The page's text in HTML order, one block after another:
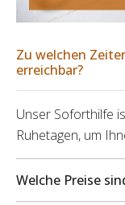
Zu welchen
erreichbar?
Unser Soforthilfe
Ruhetagen, um
Welche Preise